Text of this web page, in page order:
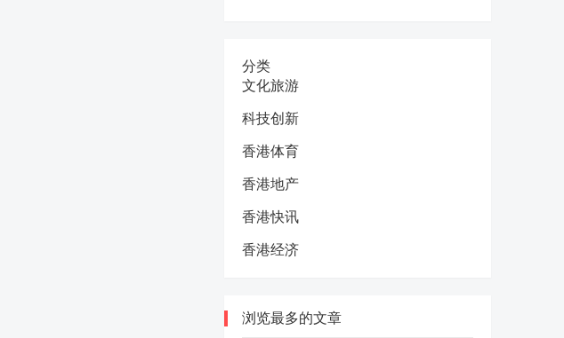
分类
文化旅游
科技创新
香港体育
香港地产
香港快讯
香港经济
浏览最多的文章